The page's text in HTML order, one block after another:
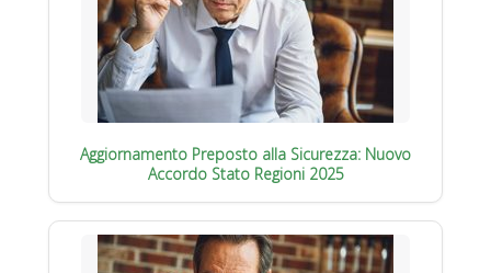
Aggiornamento Preposto alla Sicurezza: Nuovo
Accordo Stato Regioni 2025